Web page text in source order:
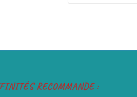
RECOMMANDE :